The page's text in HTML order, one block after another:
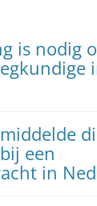
is nodig
een
in